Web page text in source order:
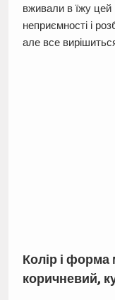
вживали в їжу цей
неприємності і
але все
Колір і
коричневий,